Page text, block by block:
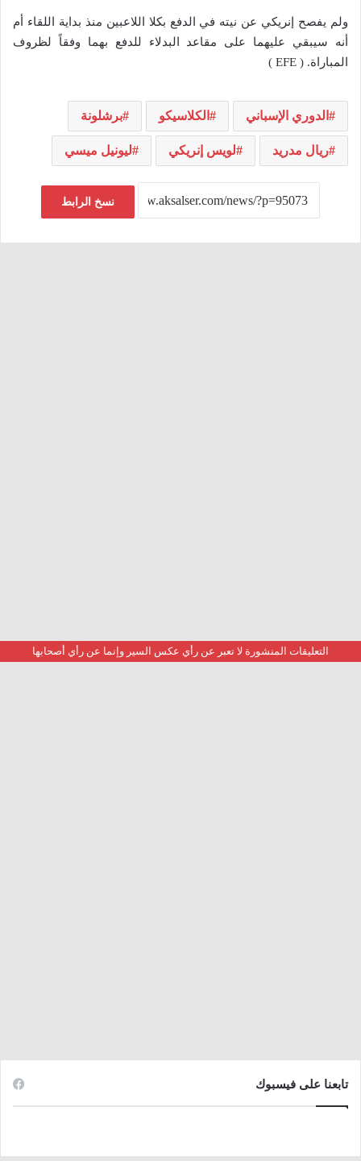
ولم يفصح إنريكي عن نيته في الدفع بكلا اللاعبين منذ بداية اللقاء أم
أنه سيبقي عليهما على مقاعد البدلاء للدفع بهما وفقاً لظروف
المباراة. ( EFE )
الدوري الإسباني الكلاسيكو برشلونة
ريال مدريد لويس إنريكي ليونيل ميسي
نسخ الرابط
التعليقات المنشورة لا تعبر عن رأي عكس السير وإنما عن رأي أصحابها
تابعنا على فيسبوك